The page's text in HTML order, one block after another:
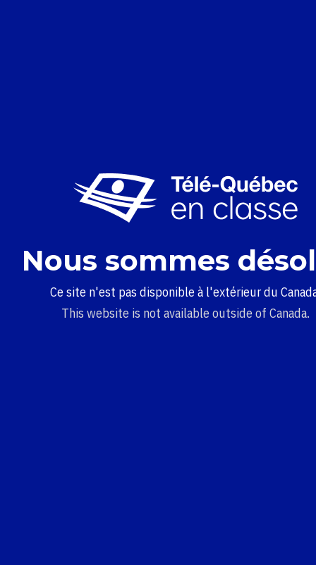
Nous sommes
Ce site n'est pas disponible à l'extérieur du
This website is not available outside of Canada.